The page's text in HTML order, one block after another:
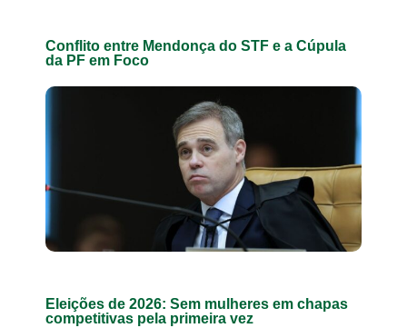
Conflito entre Mendonça do STF e a Cúpula
da PF em Foco
Eleições de 2026: Sem mulheres em chapas
competitivas pela primeira vez